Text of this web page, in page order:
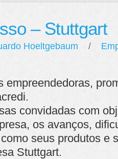
– Stuttgart
Hoeltgebaum /
empreendedoras,
convidadas com
os avanços,
seus produtos e
Stuttgart.